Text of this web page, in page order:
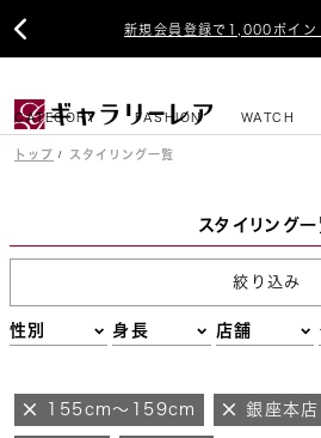
新規会員登録で1,000ポイン

CATEGORY FASHION WATCH
トップ スタイリング一覧
スタイリング
絞り込み
性別 身長 店舗
155cm～159cm 銀座本店